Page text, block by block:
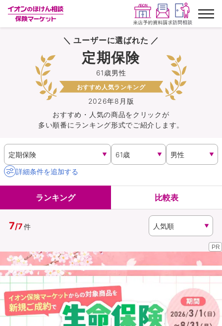
ランキングから探す
保険を比較する
保険会社から探す
イオンカード会員さま専用保険
キャンペーン一覧
イオングループ従業員さま向け
資料請求
（無料）
訪問相談
イオンカード会員さま専用保険
＼ ユーザーに選ばれた ／
2026年8月版
61歳男性
定期保険
おすすめ人気ランキング
おすすめ・人気の商品をクリックが
多い順番にランキング形式でご紹介します。
詳細条件を追加する
ランキング 比較表
7/7件
PR